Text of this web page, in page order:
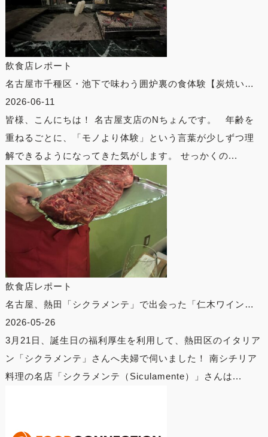
飲食店レポート
名古屋市千種区・池下で味わう囲炉裏の食体験【炭焼い…
2026-06-11
皆様、こんにちは！ 名古屋支店のNちょんです。 年齢を
重ねるごとに、「モノより体験」という言葉が少しずつ理
解できるようになってきた気がします。 せっかくの...
飲食店レポート
名古屋、熱田「シクラメンテ」で出会った「仁木ワイン…
2026-05-26
3月21日、誕生日の福利厚生を利用して、熱田区のイタリア
ン「シクラメンテ」さんへ夫婦で伺いました！ 南シチリア
料理の名店「シクラメンテ（Siculamente）」さんは...